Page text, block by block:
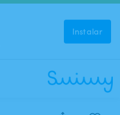
Instalar